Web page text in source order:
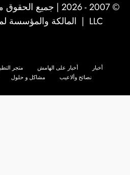
© 2007 - 2026 | جميع الحقوق محفوظة لشركة
LLC | المالكة والمؤسسة
أخبار أخبار على الهامش متجر
نصائح وألاعيب
مشاكل و حلول